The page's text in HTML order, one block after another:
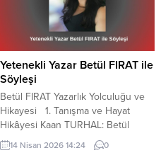
Yetenekli Yazar Betül FIRAT ile
Söyleşi
Betül FIRAT Yazarlık Yolculuğu ve
Hikayesi 1. Tanışma ve Hayat
Hikâyesi Kaan TURHAL: Betül
FIRAT kimdir? Bize kendinizden
bahseder misiniz? Betül FIRAT: Ben
14 Nisan 2026 14:24 0